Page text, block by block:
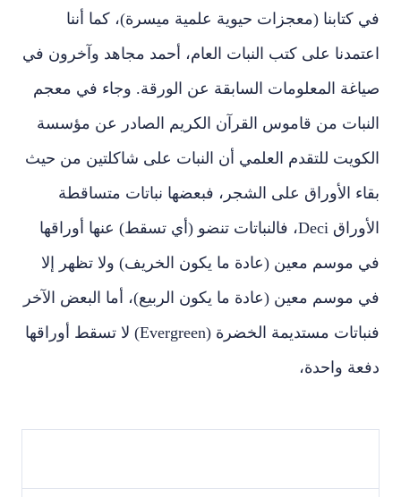
في كتابنا (معجزات حيوية علمية ميسرة)، كما أننا
اعتمدنا على كتب النبات العام، أحمد مجاهد وآخرون في
صياغة المعلومات السابقة عن الورقة. وجاء في معجم
النبات من قاموس القرآن الكريم الصادر عن مؤسسة
الكويت للتقدم العلمي أن النبات على شاكلتين من حيث
بقاء الأوراق على الشجر، فبعضها نباتات متساقطة
الأوراق Deci، فالنباتات تنضو (أي تسقط) عنها أوراقها
في موسم معين (عادة ما يكون الخريف) ولا تظهر إلا
في موسم معين (عادة ما يكون الربيع)، أما البعض الآخر
فنباتات مستديمة الخضرة (Evergreen) لا تسقط أوراقها
دفعة واحدة،